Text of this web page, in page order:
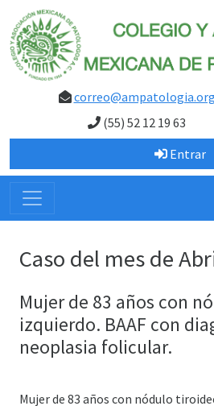
correo@ampatologia.org
(55) 52 12 19 63
Entrar
Caso del mes de
Mujer de 83 años con
izquierdo. BAAF con
neoplasia folicular.
Mujer de 83 años con nódulo